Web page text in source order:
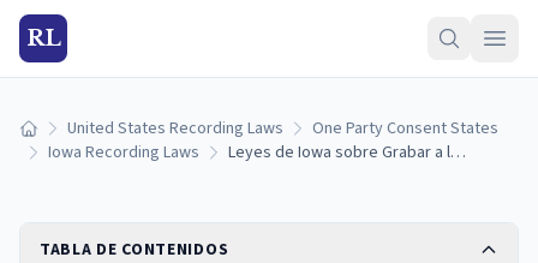
RL
Inicio United States Recording Laws
One Party Consent States
Iowa Recording Laws
Leyes de Iowa sobre Grabar a la Policía: Sus Derechos y Límites Legales (2026)
TABLA DE CONTENIDOS